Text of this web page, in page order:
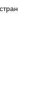
стран